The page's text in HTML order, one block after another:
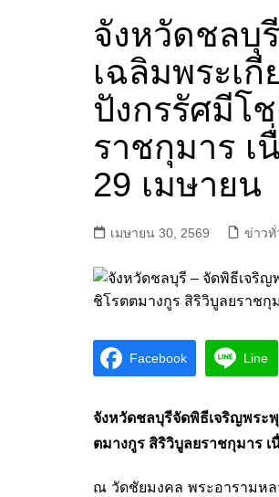
จังหวัดชลบุ
เฉลิมพระเกี
ปังกรรัศมีโ
ราชกุมาร เ
29 เมษายน
เมษายน 30, 2569 ข่าวทั่
Facebook Line
จังหวัดชลบุรีจัดพิธีเจริญพระ
ตมางกูร สิริวิบูลยราชกุมาร
ณ วัดชัยมงคล พระอารามหล